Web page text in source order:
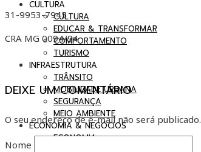
CULTURA
CULTURA
EDUCAR & TRANSFORMAR
COMPORTAMENTO
TURISMO
INFRAESTRUTURA
TRÂNSITO
MOBILIDADE URBANA
SEGURANÇA
MEIO AMBIENTE
ECONOMIA & NEGÓCIOS
ECONOMIA
31-9953-7945
CRA MG 0094/94
DEIXE UM COMENTÁRIO
O seu endereço de e-mail não será publicado.
Nome